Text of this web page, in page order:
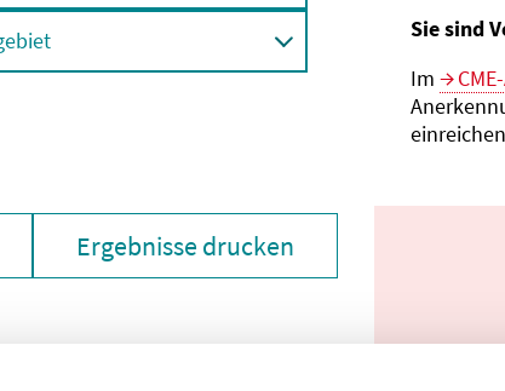
Ergebnisse drucken
Sie sind
Im